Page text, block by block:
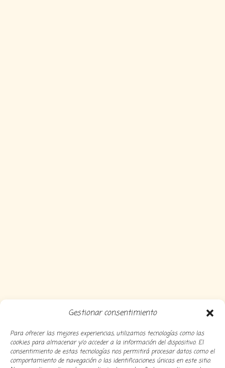
Gestionar consentimiento
Para ofrecer las mejores experiencias, utilizamos tecnologías como las
cookies para almacenar y/o acceder a la información del dispositivo. El
consentimiento de estas tecnologías nos permitirá procesar datos como el
comportamiento de navegación o las identificaciones únicas en este sitio.